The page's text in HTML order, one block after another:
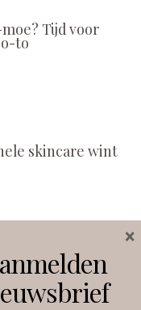
Tijd voor
to
skincare wint
Facebook
×